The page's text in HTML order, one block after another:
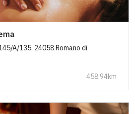
A/135, 24058 Romano di
458.94km